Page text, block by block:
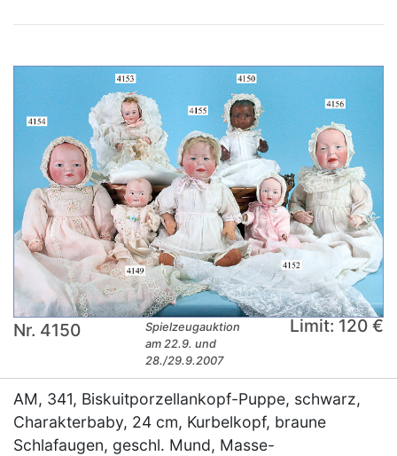
Nr. 4150
Spielzeugauktion
am 22.9. und
28./29.9.2007
Limit: 120 €
AM, 341, Biskuitporzellankopf-Puppe, schwarz,
Charakterbaby, 24 cm, Kurbelkopf, braune
Schlafaugen, geschl. Mund, Masse-